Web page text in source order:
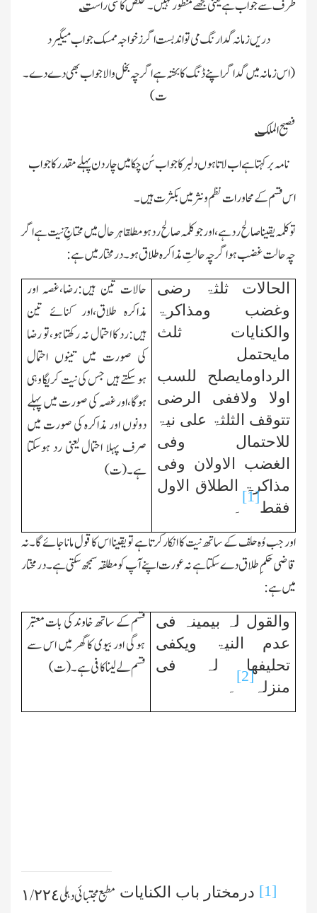
طرف سے جواب ہے یعنی مجھے منظور نہیں۔مخلص کا شی راست؎
دریں زمانہ گدارنگ می تواند بست اگر زخواجہ ممسك جواب میگیرد
(اس زمانہ میں گدا گر اپنے ڈنگ کا بختہ ہے اگر چہ بخل والاجواب بھی دے دے۔
ت)
فصیح الملك؎
نامہ برکہتا ہے اب لاتا ہوں دلبر کا جواب سُن چکا میں چاردن پہلے مقدر کا جواب
اس قسم کے محاورات نظم ونثر میں بکثرت ہیں۔
تو کلمہ یقینا صالح رد ہے،اور جو کلمہ صالح رد ہو مطلقا ہر حال میں محتاجِ نیت ہے اگر
چہ حالت غضب ہو اگر چہ حالتِ مذاکرہ طلاق ہو۔درمختار میں ہے:
الحالات ثلثۃ رضی
وغضب ومذاکرۃ
والکنایات ثلث
مایحتمل
الرداومایصلح للسب
اولا ولاففی الرضی
تتوقف الثلثۃ علی نیۃ
للاحتمال وفی
الغضب الاولان وفی
مذاکرۃ الطلاق الاول
فقط
[1]
۔
حالات تین ہیں:رضا،غصہ اور
مذاکرہ طلاق،اور کنائے تین
ہیں:رد کا احتمال نہ رکھتا ہو،تو رضا
کی صورت میں تینوں احتمال
ہوسکتے ہیں جس کی نیت کریگا وہی
ہوگا،اورغصہ کی صورت میں پہلے
دونوں اور مذاکرہ کی صورت میں
صرف پہلا احتمال یعنی رد ہوسکتا
ہے۔(ت)
اور جب وُہ حلف کے ساتھ نیت کا انکار کرتا ہے تو یقینا اس کا قول ماناجائے گا۔نہ
قاضی حکمِ طلاق دے سکتاہے نہ عورت اپنے آپ کو مطلقہ سمجھ سکتی ہے۔درمختار
میں ہے:
والقول لہ بیمینہ فی
عدم النیۃ ویکفی
تحلیفھا لہ فی
منزلہ
[2]
۔
قسم کے ساتھ خاوند کی بات معتبر
ہوگی اور بیوی کا گھر میں اس سے
قسم لے لینا کافی ہے۔(ت)
[1] درمختار باب الکنایات مطبع مجتبائی دہلی ١/٢٢٤